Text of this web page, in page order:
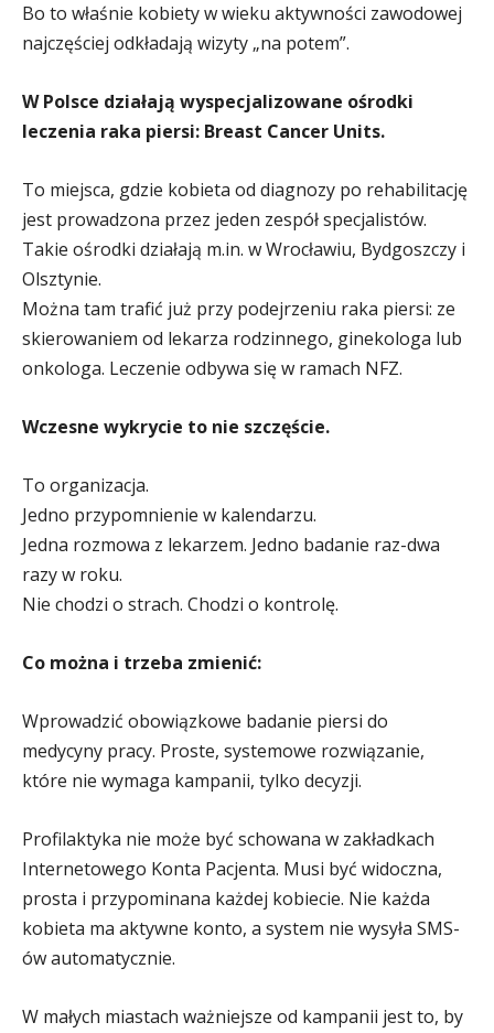
Bo to właśnie kobiety w wieku aktywności zawodowej
najczęściej odkładają wizyty „na potem”.
W Polsce działają wyspecjalizowane ośrodki
leczenia raka piersi: Breast Cancer Units.
To miejsca, gdzie kobieta od diagnozy po rehabilitację
jest prowadzona przez jeden zespół specjalistów.
Takie ośrodki działają m.in. w Wrocławiu, Bydgoszczy i
Olsztynie.
Można tam trafić już przy podejrzeniu raka piersi: ze
skierowaniem od lekarza rodzinnego, ginekologa lub
onkologa. Leczenie odbywa się w ramach NFZ.
Wczesne wykrycie to nie szczęście.
To organizacja.
Jedno przypomnienie w kalendarzu.
Jedna rozmowa z lekarzem. Jedno badanie raz-dwa
razy w roku.
Nie chodzi o strach. Chodzi o kontrolę.
Co można i trzeba zmienić:
Wprowadzić obowiązkowe badanie piersi do
medycyny pracy. Proste, systemowe rozwiązanie,
które nie wymaga kampanii, tylko decyzji.
Profilaktyka nie może być schowana w zakładkach
Internetowego Konta Pacjenta. Musi być widoczna,
prosta i przypominana każdej kobiecie. Nie każda
kobieta ma aktywne konto, a system nie wysyła SMS-
ów automatycznie.
W małych miastach ważniejsze od kampanii jest to, by